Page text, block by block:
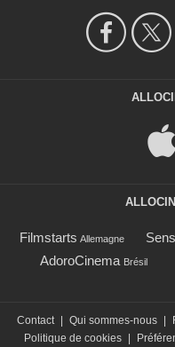
Filmstarts Allemagne
AdoroCinema Brésil
Contact | Qui sommes-nous |
Politique de cookies |